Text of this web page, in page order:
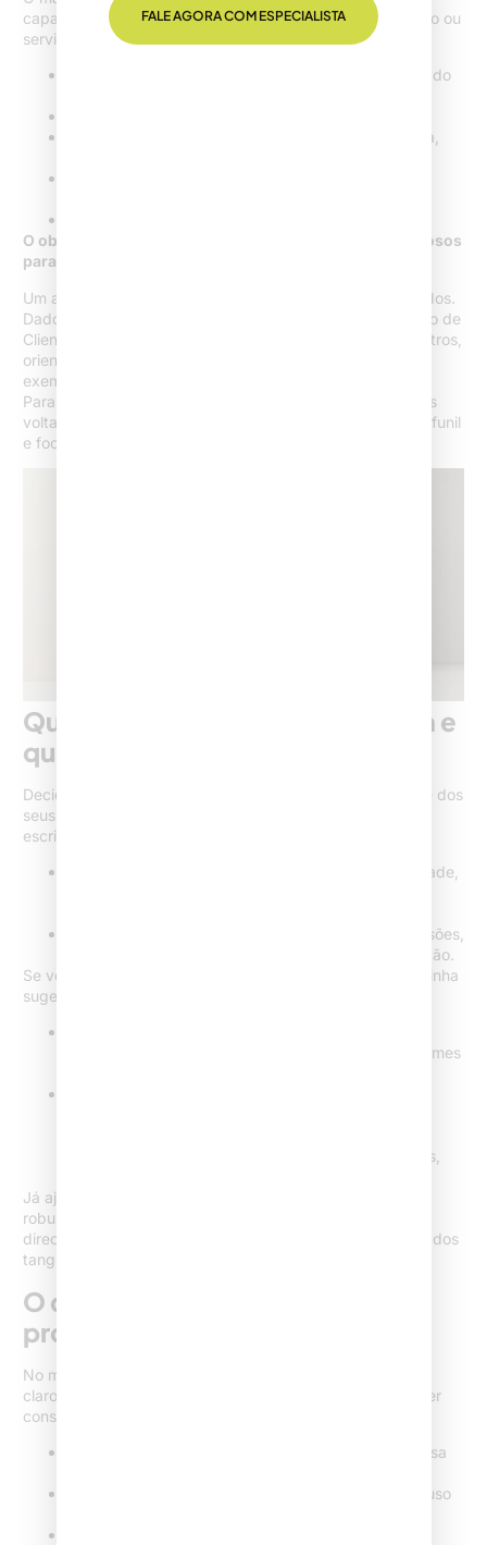
capacidade de direcionar a mensagem para um segmento ou
serviço específico. A estrutura é sempre objetiva:
Título com proposta de valor clara e alinhada à dor do
Chamada para ação (CTA) direta: agendar consulta,
O objetivo principal: converter visitantes em leads valiosos
para o funil jurídico.
Um aspecto fundamental está na mensuração de resultados.
Dados como taxa de conversão, CAC (Custo de Aquisição de
Cliente), volume de leads, qualidade do contato, entre outros,
orientam os próximos passos da estratégia digital. Um
exemplo significativo é o estudo do
Paraíba
, que demonstrou a viabilidade real de campanhas
voltadas a captação jurídica, desde que haja controle do funil
e foco nos custos e resultados.
Quando usar site para advocacia e
quando optar por landing page?
Decidir entre site e landing page depende principalmente dos
seus objetivos e do estágio de maturidade digital do
escritório.
O site institucional prioriza a construção de autoridade,
A landing page serve como aceleradora de conversões,
captando contatos prontos para determinada solução.
Se você está estruturando o crescimento do escritório, minha
sugestão é:
clientes qualificados usam o Google para validar nomes
legislação, “ondas” de procura por temas tributários,
Já ajudei bancas a fortalecerem a reputação com sites
robustos e, na sequência, lançarem campanhas ultra-
direcionadas por landing pages – ambas trazendo resultados
tangíveis, cada uma no seu papel.
O que diz a OAB: limites éticos e
proteção de dados
No marketing jurídico, cada ação precisa respeitar limites
claros. E tanto os sites quanto as landing pages devem ser
construídos para garantir:
Comunicação informativa e educativa, sem promessa
Respeito à privacidade e transparência quanto ao uso
FALE AGORA COM ESPECIALISTA